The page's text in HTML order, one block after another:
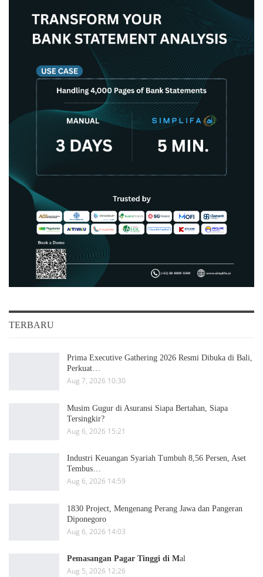
TERBARU
Prima Executive Gathering 2026 Resmi Dibuka di Bali,
Perkuat…
Aug 7, 2026 10:30
Musim Gugur di Asuransi Siapa Bertahan, Siapa
Tersingkir?
Aug 6, 2026 15:21
Industri Keuangan Syariah Tumbuh 8,56 Persen, Aset
Tembus…
Aug 6, 2026 14:59
1830 Project, Mengenang Perang Jawa dan Pangeran
Diponegoro
Aug 6, 2026 14:03
Pemasangan Pagar Tinggi di Mal
Aug 5, 2026 12:26